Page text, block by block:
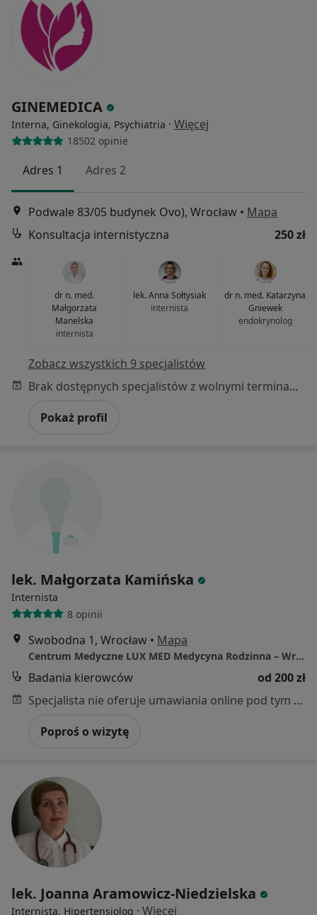
GINEMEDICA
Interna, Ginekologia, Psychiatria · Więcej
18502 opinie
Adres 1 Adres 2
Podwale 83/05 budynek Ovo), Wrocław • Mapa
Konsultacja internistyczna
250 zł
dr n. med.
Małgorzata
Manelska
internista
lek. Anna Sołtysiak
internista
dr n. med. Katarzyna
Gniewek
endokrynolog
Zobacz wszystkich 9 specjalistów
Brak dostępnych specjalistów z wolnymi terminami w tym centrum medycznym.
Pokaż profil
lek. Małgorzata Kamińska
Internista
8 opinii
Swobodna 1, Wrocław • Mapa
Centrum Medyczne LUX MED Medycyna Rodzinna – Wrocław, ul. Swobodna 1
Badania kierowców
od 200 zł
Specjalista nie oferuje umawiania online pod tym adresem.
Poproś o wizytę
lek. Joanna Aramowicz-Niedzielska
Internista, Hipertensjolog · Więcej